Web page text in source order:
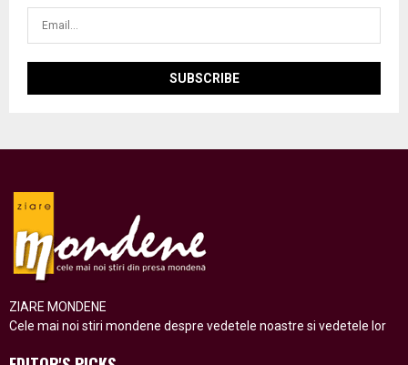
ZIARE MONDENE
Cele mai noi stiri mondene despre vedetele noastre si vedetele lor